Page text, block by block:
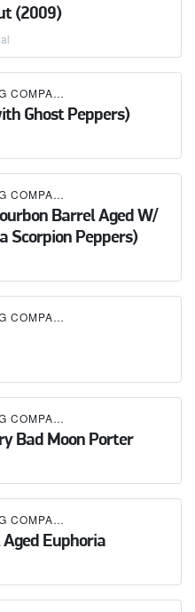
(2009)
DUCLAW BREWING COMPANY
Ghost Peppers)
DUCLAW BREWING COMPANY
Barrel Aged W/
Scorpion Peppers)
DUCLAW BREWING COMPANY
DUCLAW BREWING COMPANY
Bad Moon Porter
DUCLAW BREWING COMPANY
Euphoria